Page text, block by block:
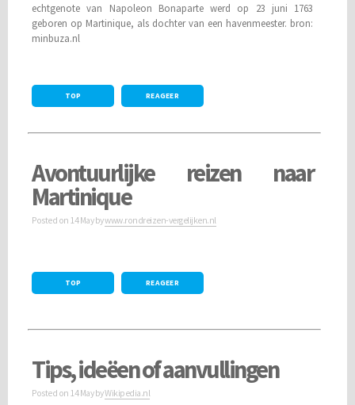
echtgenote van Napoleon Bonaparte werd op 23 juni 1763
geboren op Martinique, als dochter van een havenmeester. bron:
minbuza.nl
TOP REAGEER
Avontuurlijke reizen naar
Martinique
Posted on 14 Maybywww.rondreizen-vergelijken.nl
TOP REAGEER
Tips, ideëen of aanvullingen
Posted on 14 MaybyWikipedia.nl